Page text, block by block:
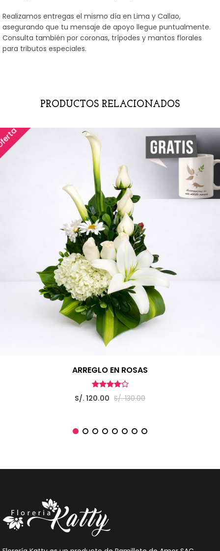
Realizamos entregas el mismo día en Lima y Callao,
asegurando que tu mensaje de apoyo llegue puntualmente.
Consulta también por coronas, trípodes y mantos florales
para tributos especiales.
PRODUCTOS RELACIONADOS
ARREGLO EN ROSAS
S/. 120.00 S/. 130.00